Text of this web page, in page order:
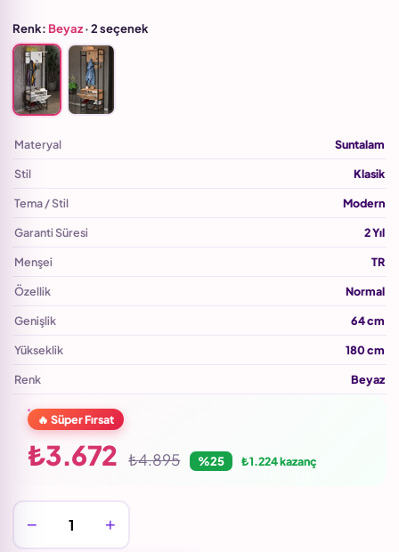
Renk: Beyaz· 2 seçenek
Materyal Suntalam
Stil Klasik
Tema / Stil Modern
Garanti Süresi 2 Yıl
Menşei TR
Özellik Normal
Genişlik 64 cm
Yükseklik 180 cm
Renk Beyaz
🔥 Süper Fırsat
₺3.672 ₺4.895 %25 ₺1.224 kazanç
− +